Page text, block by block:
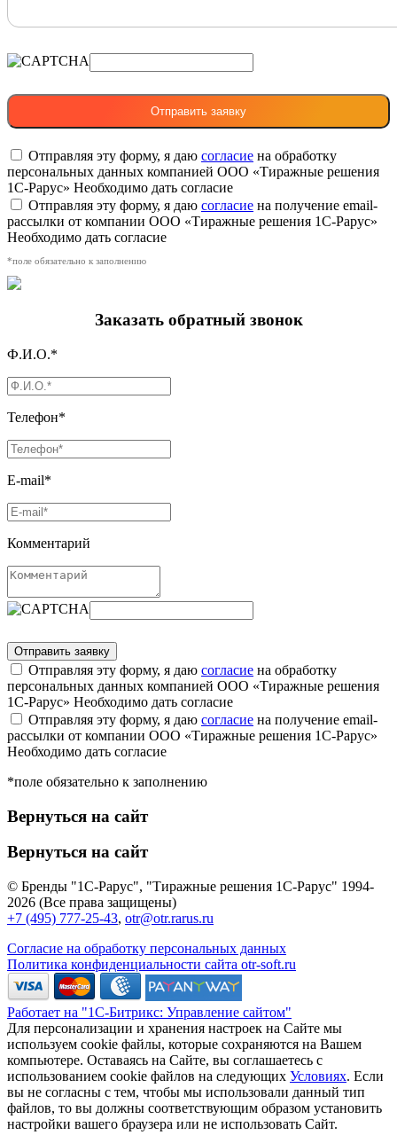
Отправляя эту форму, я даю согласие на обработку
персональных данных компанией ООО «Тиражные решения
1С-Рарус» Необходимо дать согласие
Отправляя эту форму, я даю согласие на получение email-
рассылки от компании ООО «Тиражные решения 1С-Рарус»
Необходимо дать согласие
*поле обязательно к заполнению
Заказать обратный звонок
Ф.И.О.*
Телефон*
E-mail*
Комментарий
Отправляя эту форму, я даю согласие на обработку
персональных данных компанией ООО «Тиражные решения
1С-Рарус» Необходимо дать согласие
Отправляя эту форму, я даю согласие на получение email-
рассылки от компании ООО «Тиражные решения 1С-Рарус»
Необходимо дать согласие
*поле обязательно к заполнению
Вернуться на сайт
Вернуться на сайт
© Бренды "1С-Рарус", "Тиражные решения 1С-Рарус" 1994-
2026 (Все права защищены)
+7 (495) 777-25-43, otr@otr.rarus.ru
Согласие на обработку персональных данных
Политика конфиденциальности сайта otr-soft.ru
Работает на "1С-Битрикс: Управление сайтом"
Для персонализации и хранения настроек на Сайте мы
используем cookie файлы, которые сохраняются на Вашем
компьютере. Оставаясь на Сайте, вы соглашаетесь с
использованием cookie файлов на следующих Условиях. Если
вы не согласны с тем, чтобы мы использовали данный тип
файлов, то вы должны соответствующим образом установить
настройки вашего браузера или не использовать Сайт.